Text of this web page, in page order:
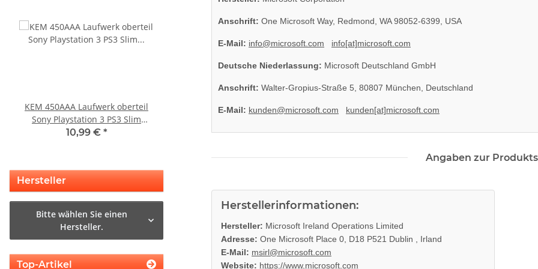
Anschrift: One Microsoft Way, Redmond, WA 98052-6399, USA
E-Mail: info@microsoft.com info[at]microsoft.com
Deutsche Niederlassung: Microsoft Deutschland GmbH
Anschrift: Walter-Gropius-Straße 5, 80807 München, Deutschland
E-Mail: kunden@microsoft.com kunden[at]microsoft.com
Angaben zur
Herstellerinformationen:
Hersteller: Microsoft Ireland Operations Limited
Adresse: One Microsoft Place 0, D18 P521 Dublin , Irland
E-Mail: msirl@microsoft.com
Website: https://www.microsoft.com
KEM 450AAA Laufwerk oberteil
Sony Playstation 3 PS3 Slim
gebraucht
10,99 € *
KEM 450AAA Laufwerk ohne
Slim gebraucht
14,99 €*
SONY PS3 Slim Netzteil APS250
29,99 €*
Hersteller
Bitte wählen Sie einen
Hersteller.
Top-Artikel